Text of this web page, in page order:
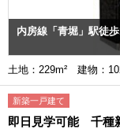
内房線「青堀」駅徒
土地：229m² 建物：
新築一戸建て
即日見学可能 千種